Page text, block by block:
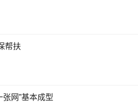
帮扶
网”基本成型